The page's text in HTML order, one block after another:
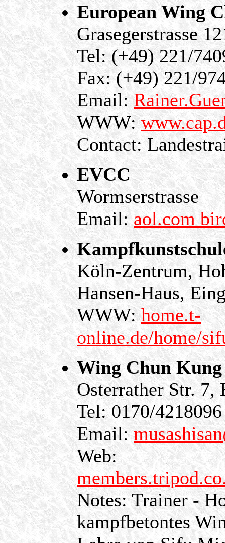
European Wing
Grasegerstrasse
Tel: (+49) 221/
Fax: (+49) 221/
Email:
WWW:
Contact:
EVCC
Wormserstrasse
Email:aol.com
Köln-Zentrum,
Hansen-Haus,
WWW:home.t-
online.de/home/
Wing Chun
Osterrather Str.
Tel: 0170/4218096
Email:
Web:
Notes: Trainer -
kampfbetontes